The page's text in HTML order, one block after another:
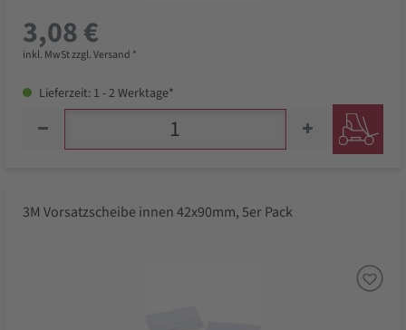
3,08 €
inkl. MwSt zzgl. Versand *
Lieferzeit: 1 - 2 Werktage*
3M Vorsatzscheibe innen 42x90mm, 5er Pack